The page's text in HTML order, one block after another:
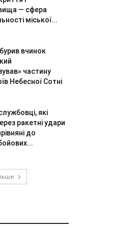
— сфера
міської...
вчинок
частину
Небесної Сотні
які
ракетні удари
до